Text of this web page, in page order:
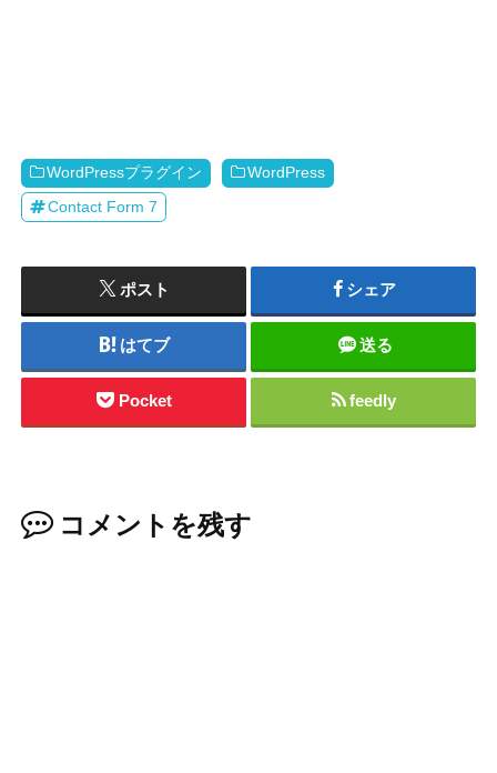
WordPressプラグイン
WordPress
Contact Form 7
ポスト シェア
はてブ 送る
Pocket feedly
コメントを残す